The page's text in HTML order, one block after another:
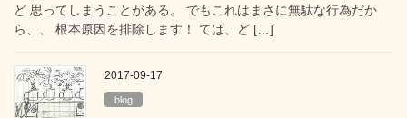
ど 思ってしまうことがある。 でもこれはまさに無駄な行為だか
ら、、 根本原因を排除します！ てば、ど […]
2017-09-17
blog